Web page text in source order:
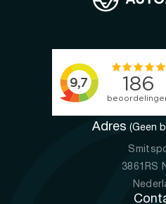
Adres (Geen
3861RS